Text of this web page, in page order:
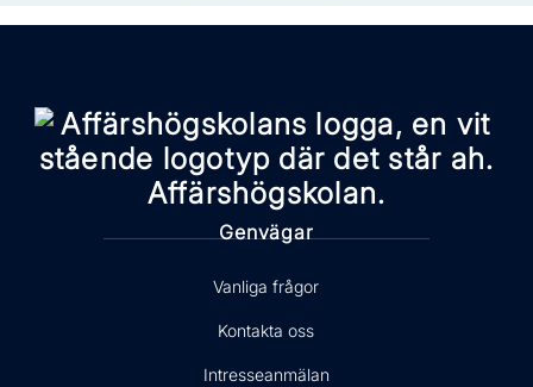
Genvägar
Vanliga frågor
Kontakta oss
Intresseanmälan